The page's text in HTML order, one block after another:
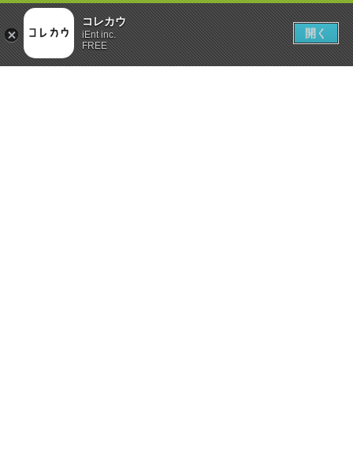
コレカウ
iEnt inc.
FREE
開く